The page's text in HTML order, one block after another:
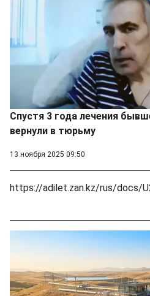
Спустя 3 года лечения
вернули в тюрьму
13 ноября 2025 09:50
https://adilet.zan.kz/rus/docs/